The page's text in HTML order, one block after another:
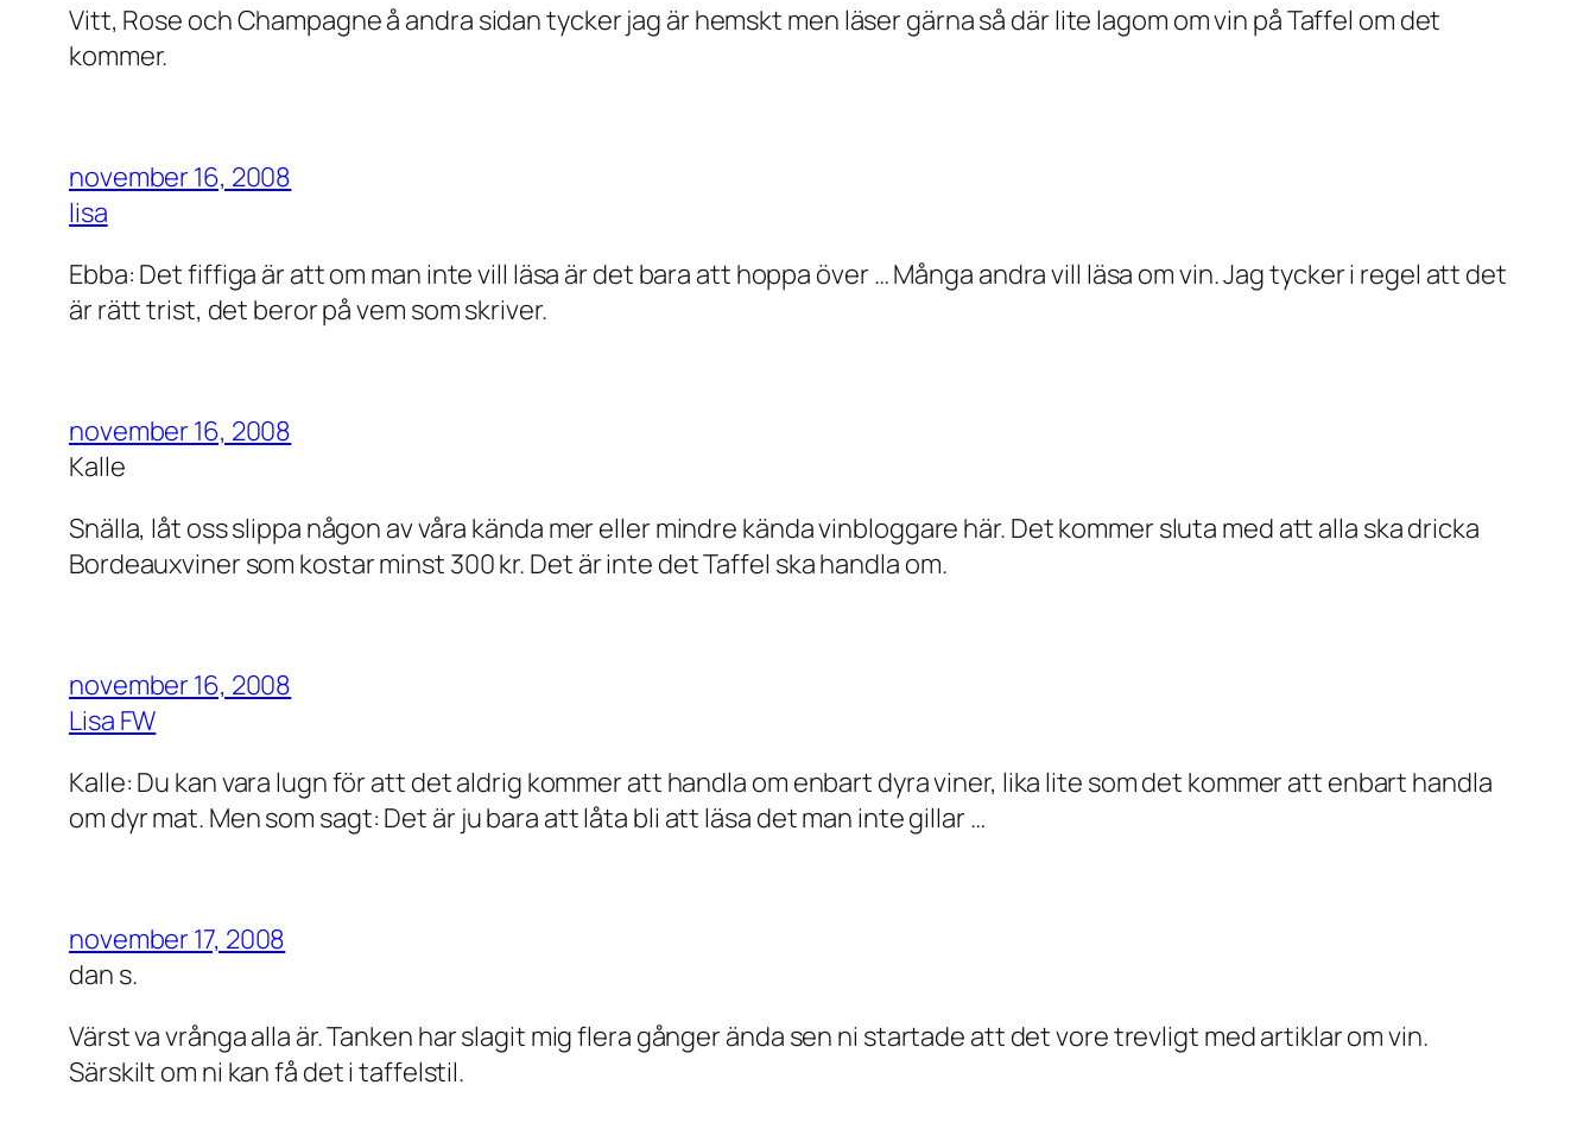
Vitt, Rose och Champagne å andra sidan tycker jag är hemskt men läser gärna så där lite lagom om vin på Taffel om det
kommer.
november 16, 2008
lisa
Ebba: Det fiffiga är att om man inte vill läsa är det bara att hoppa över … Många andra vill läsa om vin. Jag tycker i regel att det
är rätt trist, det beror på vem som skriver.
november 16, 2008
Kalle
Snälla, låt oss slippa någon av våra kända mer eller mindre kända vinbloggare här. Det kommer sluta med att alla ska dricka
Bordeauxviner som kostar minst 300 kr. Det är inte det Taffel ska handla om.
november 16, 2008
Lisa FW
Kalle: Du kan vara lugn för att det aldrig kommer att handla om enbart dyra viner, lika lite som det kommer att enbart handla
om dyr mat. Men som sagt: Det är ju bara att låta bli att läsa det man inte gillar …
november 17, 2008
dan s.
Värst va vrånga alla är. Tanken har slagit mig flera gånger ända sen ni startade att det vore trevligt med artiklar om vin.
Särskilt om ni kan få det i taffelstil.